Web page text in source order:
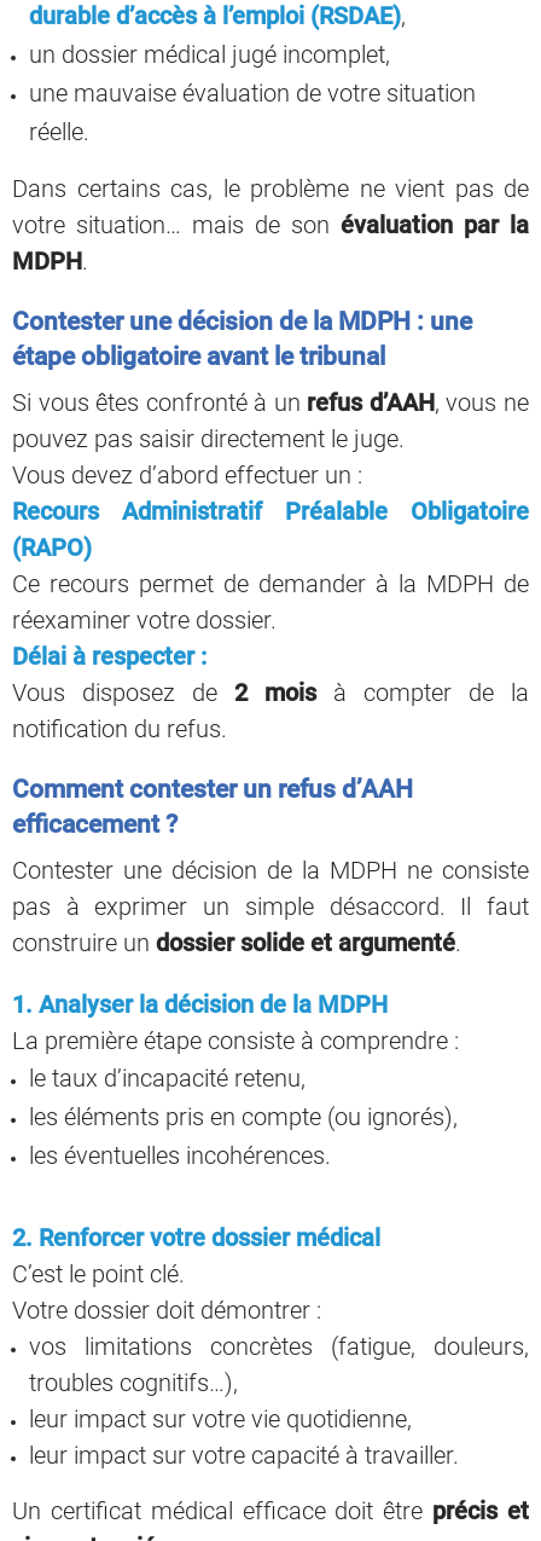
durable d’accès à l’emploi (RSDAE),
un dossier médical jugé incomplet,
une mauvaise évaluation de votre situation
réelle.
Dans certains cas, le problème ne vient pas de
votre situation… mais de son évaluation par la
MDPH.
Contester une décision de la MDPH : une
étape obligatoire avant le tribunal
Si vous êtes confronté à un refus d’AAH, vous ne
pouvez pas saisir directement le juge.
Vous devez d’abord effectuer un :
Recours Administratif Préalable Obligatoire
(RAPO)
Ce recours permet de demander à la MDPH de
réexaminer votre dossier.
Délai à respecter :
Vous disposez de 2 moisà compter de la
notification du refus.
Comment contester un refus d’AAH
efficacement ?
Contester une décision de la MDPH ne consiste
pas à exprimer un simple désaccord. Il faut
construire un dossier solide et argumenté.
1. Analyser la décision de la MDPH
La première étape consiste à comprendre :
le taux d’incapacité retenu,
les éléments pris en compte (ou ignorés),
les éventuelles incohérences.
2. Renforcer votre dossier médical
C’est le point clé.
Votre dossier doit démontrer :
vos limitations concrètes (fatigue, douleurs,
troubles cognitifs…),
leur impact sur votre vie quotidienne,
leur impact sur votre capacité à travailler.
Un certificat médical efficace doit être précis et